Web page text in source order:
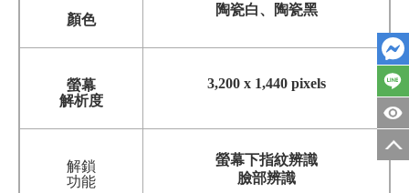
顏色
陶瓷白、陶瓷黑
螢幕
解析度
3,200 x 1,440 pixels
解鎖
功能
螢幕下指紋辨識
臉部辨識